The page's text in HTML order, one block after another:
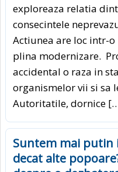
exploreaza relatia
consecintele
Actiunea are loc intr-
plina modernizare.
accidental o raza in
organismelor vii si sa
Autoritatile, dornice
Suntem mai
decat alte